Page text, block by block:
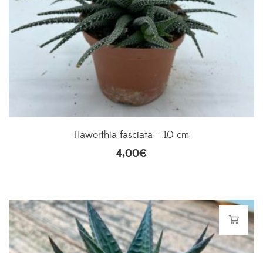
Haworthia fasciata – 10 cm
4,00€